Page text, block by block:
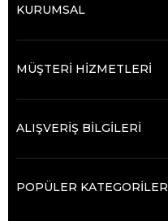
KURUMSAL
MÜŞTERİ HİZMETLERİ
ALIŞVERİŞ BİLGİLERİ
POPÜLER KATEGORİLER